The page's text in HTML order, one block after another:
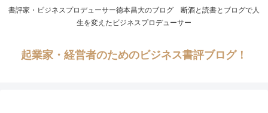
書評家・ビジネスプロデューサー徳本昌大のブログ 断酒と読書とブログで人
生を変えたビジネスプロデューサー
起業家・経営者のためのビジネス書評ブログ！